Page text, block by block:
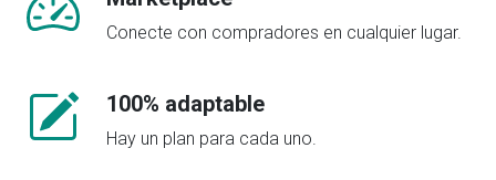
Conecte con compradores en cualquier lugar.
100% adaptable
Hay un plan para cada uno.